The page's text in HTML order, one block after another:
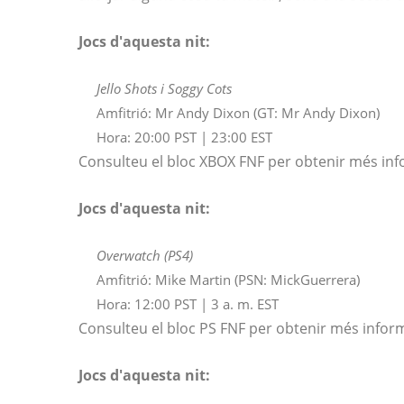
Jocs d'aquesta nit:
Jello Shots i Soggy Cots
Amfitrió: Mr Andy Dixon (GT: Mr Andy Dixon)
Hora: 20:00 PST | 23:00 EST
Consulteu el bloc XBOX FNF per obtenir més
Jocs d'aquesta nit:
Overwatch (PS4)
Amfitrió: Mike Martin (PSN: MickGuerrera)
Hora: 12:00 PST | 3 a. m. EST
Consulteu el bloc PS FNF per obtenir més
Jocs d'aquesta nit: